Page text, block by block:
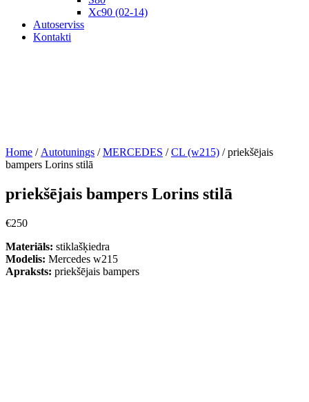
Xc90 (02-14)
Autoserviss
Kontakti
Home / Autotunings /MERCEDES /CL (w215) / priekšējais
bampers Lorins stilā
priekšējais bampers Lorins stilā
€250
Materiāls: stiklašķiedra
Modelis: Mercedes w215
Apraksts: priekšējais bampers